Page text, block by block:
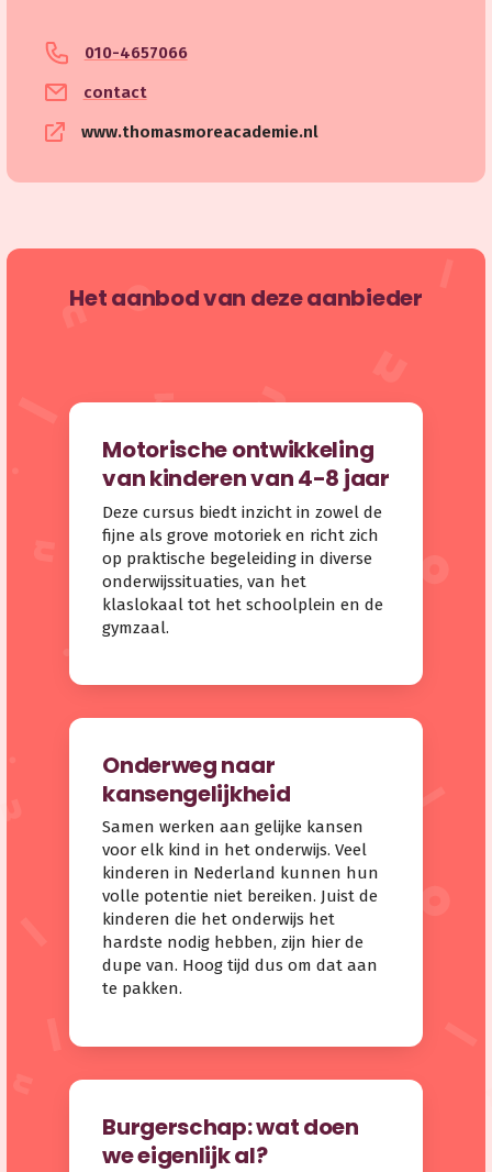
010-4657066
contact
www.thomasmoreacademie.nl
Het aanbod van deze aanbieder
Motorische ontwikkeling
van kinderen van 4-8 jaar
Deze cursus biedt inzicht in zowel de
fijne als grove motoriek en richt zich
op praktische begeleiding in diverse
onderwijssituaties, van het
klaslokaal tot het schoolplein en de
gymzaal.
Onderweg naar
kansengelijkheid
Samen werken aan gelijke kansen
voor elk kind in het onderwijs. Veel
kinderen in Nederland kunnen hun
volle potentie niet bereiken. Juist de
kinderen die het onderwijs het
hardste nodig hebben, zijn hier de
dupe van. Hoog tijd dus om dat aan
te pakken.
Burgerschap: wat doen
we eigenlijk al?